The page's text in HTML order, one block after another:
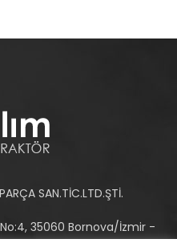
SAN.TİC.LTD.ŞTİ.
35060 Bornova/İzmir -